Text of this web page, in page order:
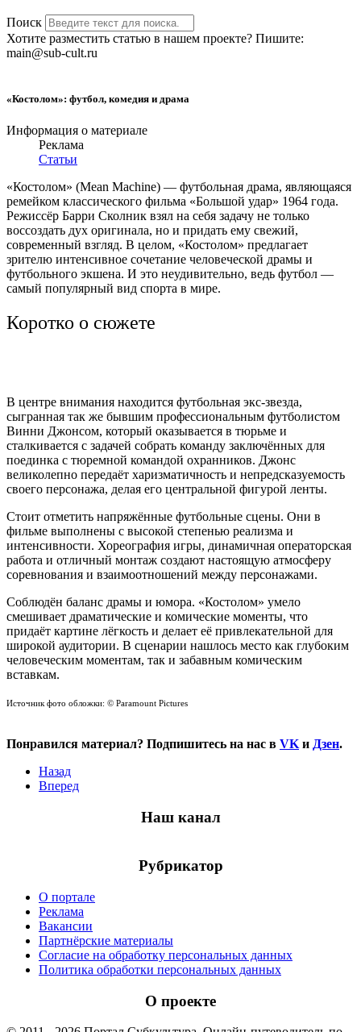
Поиск
Хотите разместить статью в нашем проекте? Пишите:
main@sub-cult.ru
«Костолом»: футбол, комедия и драма
Информация о материале
Реклама
Статьи
«Костолом» (Mean Machine) — футбольная драма, являющаяся
ремейком классического фильма «Большой удар» 1964 года.
Режиссёр Барри Сколник взял на себя задачу не только
воссоздать дух оригинала, но и придать ему свежий,
современный взгляд. В целом, «Костолом» предлагает
зрителю интенсивное сочетание человеческой драмы и
футбольного экшена. И это неудивительно, ведь футбол —
самый популярный вид спорта в мире.
Коротко о сюжете
В центре внимания находится футбольная экс-звезда,
сыгранная так же бывшим профессиональным футболистом
Винни Джонсом, который оказывается в тюрьме и
сталкивается с задачей собрать команду заключённых для
поединка с тюремной командой охранников. Джонс
великолепно передаёт харизматичность и непредсказуемость
своего персонажа, делая его центральной фигурой ленты.
Стоит отметить напряжённые футбольные сцены. Они в
фильме выполнены с высокой степенью реализма и
интенсивности. Хореография игры, динамичная операторская
работа и отличный монтаж создают настоящую атмосферу
соревнования и взаимоотношений между персонажами.
Соблюдён баланс драмы и юмора. «Костолом» умело
смешивает драматические и комические моменты, что
придаёт картине лёгкость и делает её привлекательной для
широкой аудитории. В сценарии нашлось место как глубоким
человеческим моментам, так и забавным комическим
вставкам.
Источник фото обложки: © Paramount Pictures
Понравился материал? Подпишитесь на нас в VK и Дзен.
Назад
Вперед
Наш канал
Рубрикатор
О портале
Реклама
Вакансии
Партнёрские материалы
Согласие на обработку персональных данных
Политика обработки персональных данных
О проекте